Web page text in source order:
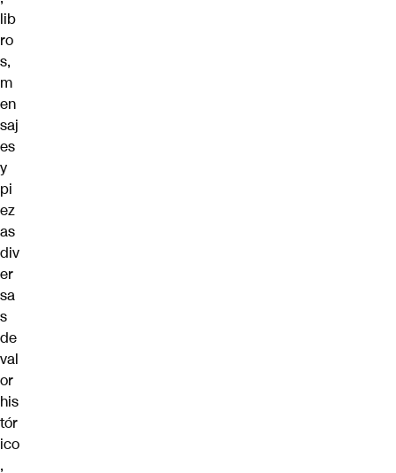
lib
ro
s,
m
en
saj
es
y
pi
ez
as
div
er
sa
s
de
val
or
his
tór
ico
,